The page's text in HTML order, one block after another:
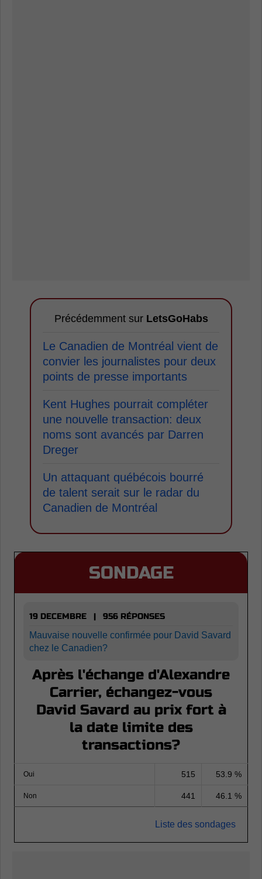
Précédemment sur LetsGoHabs
Le Canadien de Montréal vient de
convier les journalistes pour deux
points de presse importants
Kent Hughes pourrait compléter
une nouvelle transaction: deux
noms sont avancés par Darren
Dreger
Un attaquant québécois bourré
de talent serait sur le radar du
Canadien de Montréal
SONDAGE
19 DECEMBRE | 956 RÉPONSES
Mauvaise nouvelle confirmée pour David Savard
chez le Canadien?
Après l'échange d'Alexandre
Carrier, échangez-vous
David Savard au prix fort à
la date limite des
transactions?
Oui 515 53.9 %
Non 441 46.1 %
Liste des sondages